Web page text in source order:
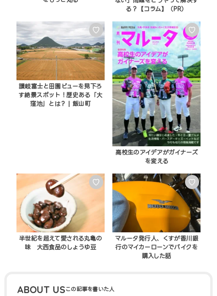
る？【コラム】（PR）
♡
讃岐富士と田園ビューを見下ろ
す絶景スポット！歴史ある「大
窪池」とは？ | 飯山町
♡
高校生のアイデアがガイナーズ
を変える
♡
半世紀を超えて愛される丸亀の
味 大西食品のしょうゆ豆
♡
マルータ発行人、くすが香川銀
行のマイカーローンでバイクを
購入した話
ABOUT US